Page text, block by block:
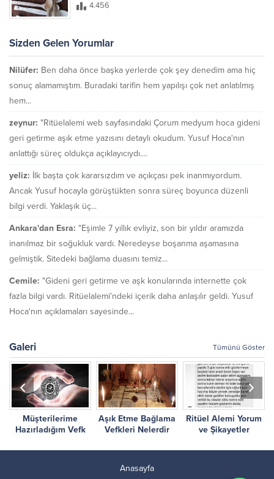
4.456
Sizden Gelen Yorumlar
Nilüfer: Ben daha önce başka yerlerde çok şey denedim ama hiç
sonuç alamamıştım. Buradaki tarifin hem yapılışı çok net anlatılmış
hem...
zeynur: "Ritüelalemi web sayfasındaki Çorum medyum hoca gideni
geri getirme aşık etme yazısını detaylı okudum. Yusuf Hoca'nın
anlattığı süreç oldukça açıklayıcıydı....
yeliz: İlk başta çok kararsızdım ve açıkçası pek inanmıyordum.
Ancak Yusuf hocayla görüştükten sonra süreç boyunca düzenli
bilgi verdi. Yaklaşık üç...
Ankara'dan Esra: "Eşimle 7 yıllık evliyiz, son bir yıldır aramızda
inanılmaz bir soğukluk vardı. Neredeyse boşanma aşamasına
gelmiştik. Sitedeki bağlama duasını temiz...
Cemile: "Gideni geri getirme ve aşk konularında internette çok
fazla bilgi vardı. Ritüelalemi'ndeki içerik daha anlaşılır geldi. Yusuf
Hoca'nın açıklamaları sayesinde...
Galeri Tümünü Göster
Müşterilerime
Hazırladığım Vefk
Aşık Etme Bağlama
Vefkleri Nelerdir
Ritüel Alemi Yorum
ve Şikayetler
Anasayfa